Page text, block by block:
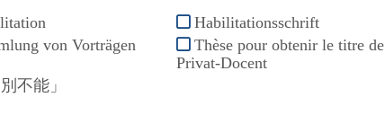
Habilitationsschrift
von Vorträgen
Thèse pour obtenir le titre de
Privat-Docent
別不能」